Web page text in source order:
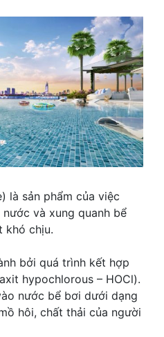
là sản phẩm của việc
và xung quanh bể
khó chịu.
bởi quá trình kết hợp
hypochlorous – HOCl).
nước bể bơi dưới dạng
hôi, chất thải của người